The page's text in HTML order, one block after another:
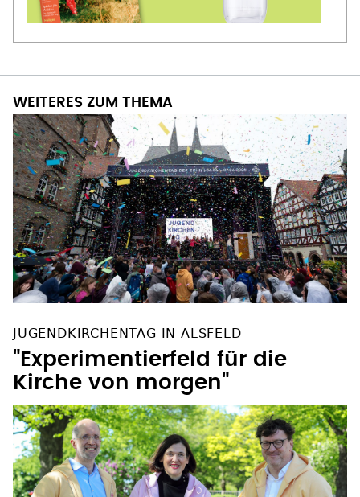
WEITERES ZUM THEMA
JUGENDKIRCHENTAG IN ALSFELD
"Experimentierfeld für die
Kirche von morgen"